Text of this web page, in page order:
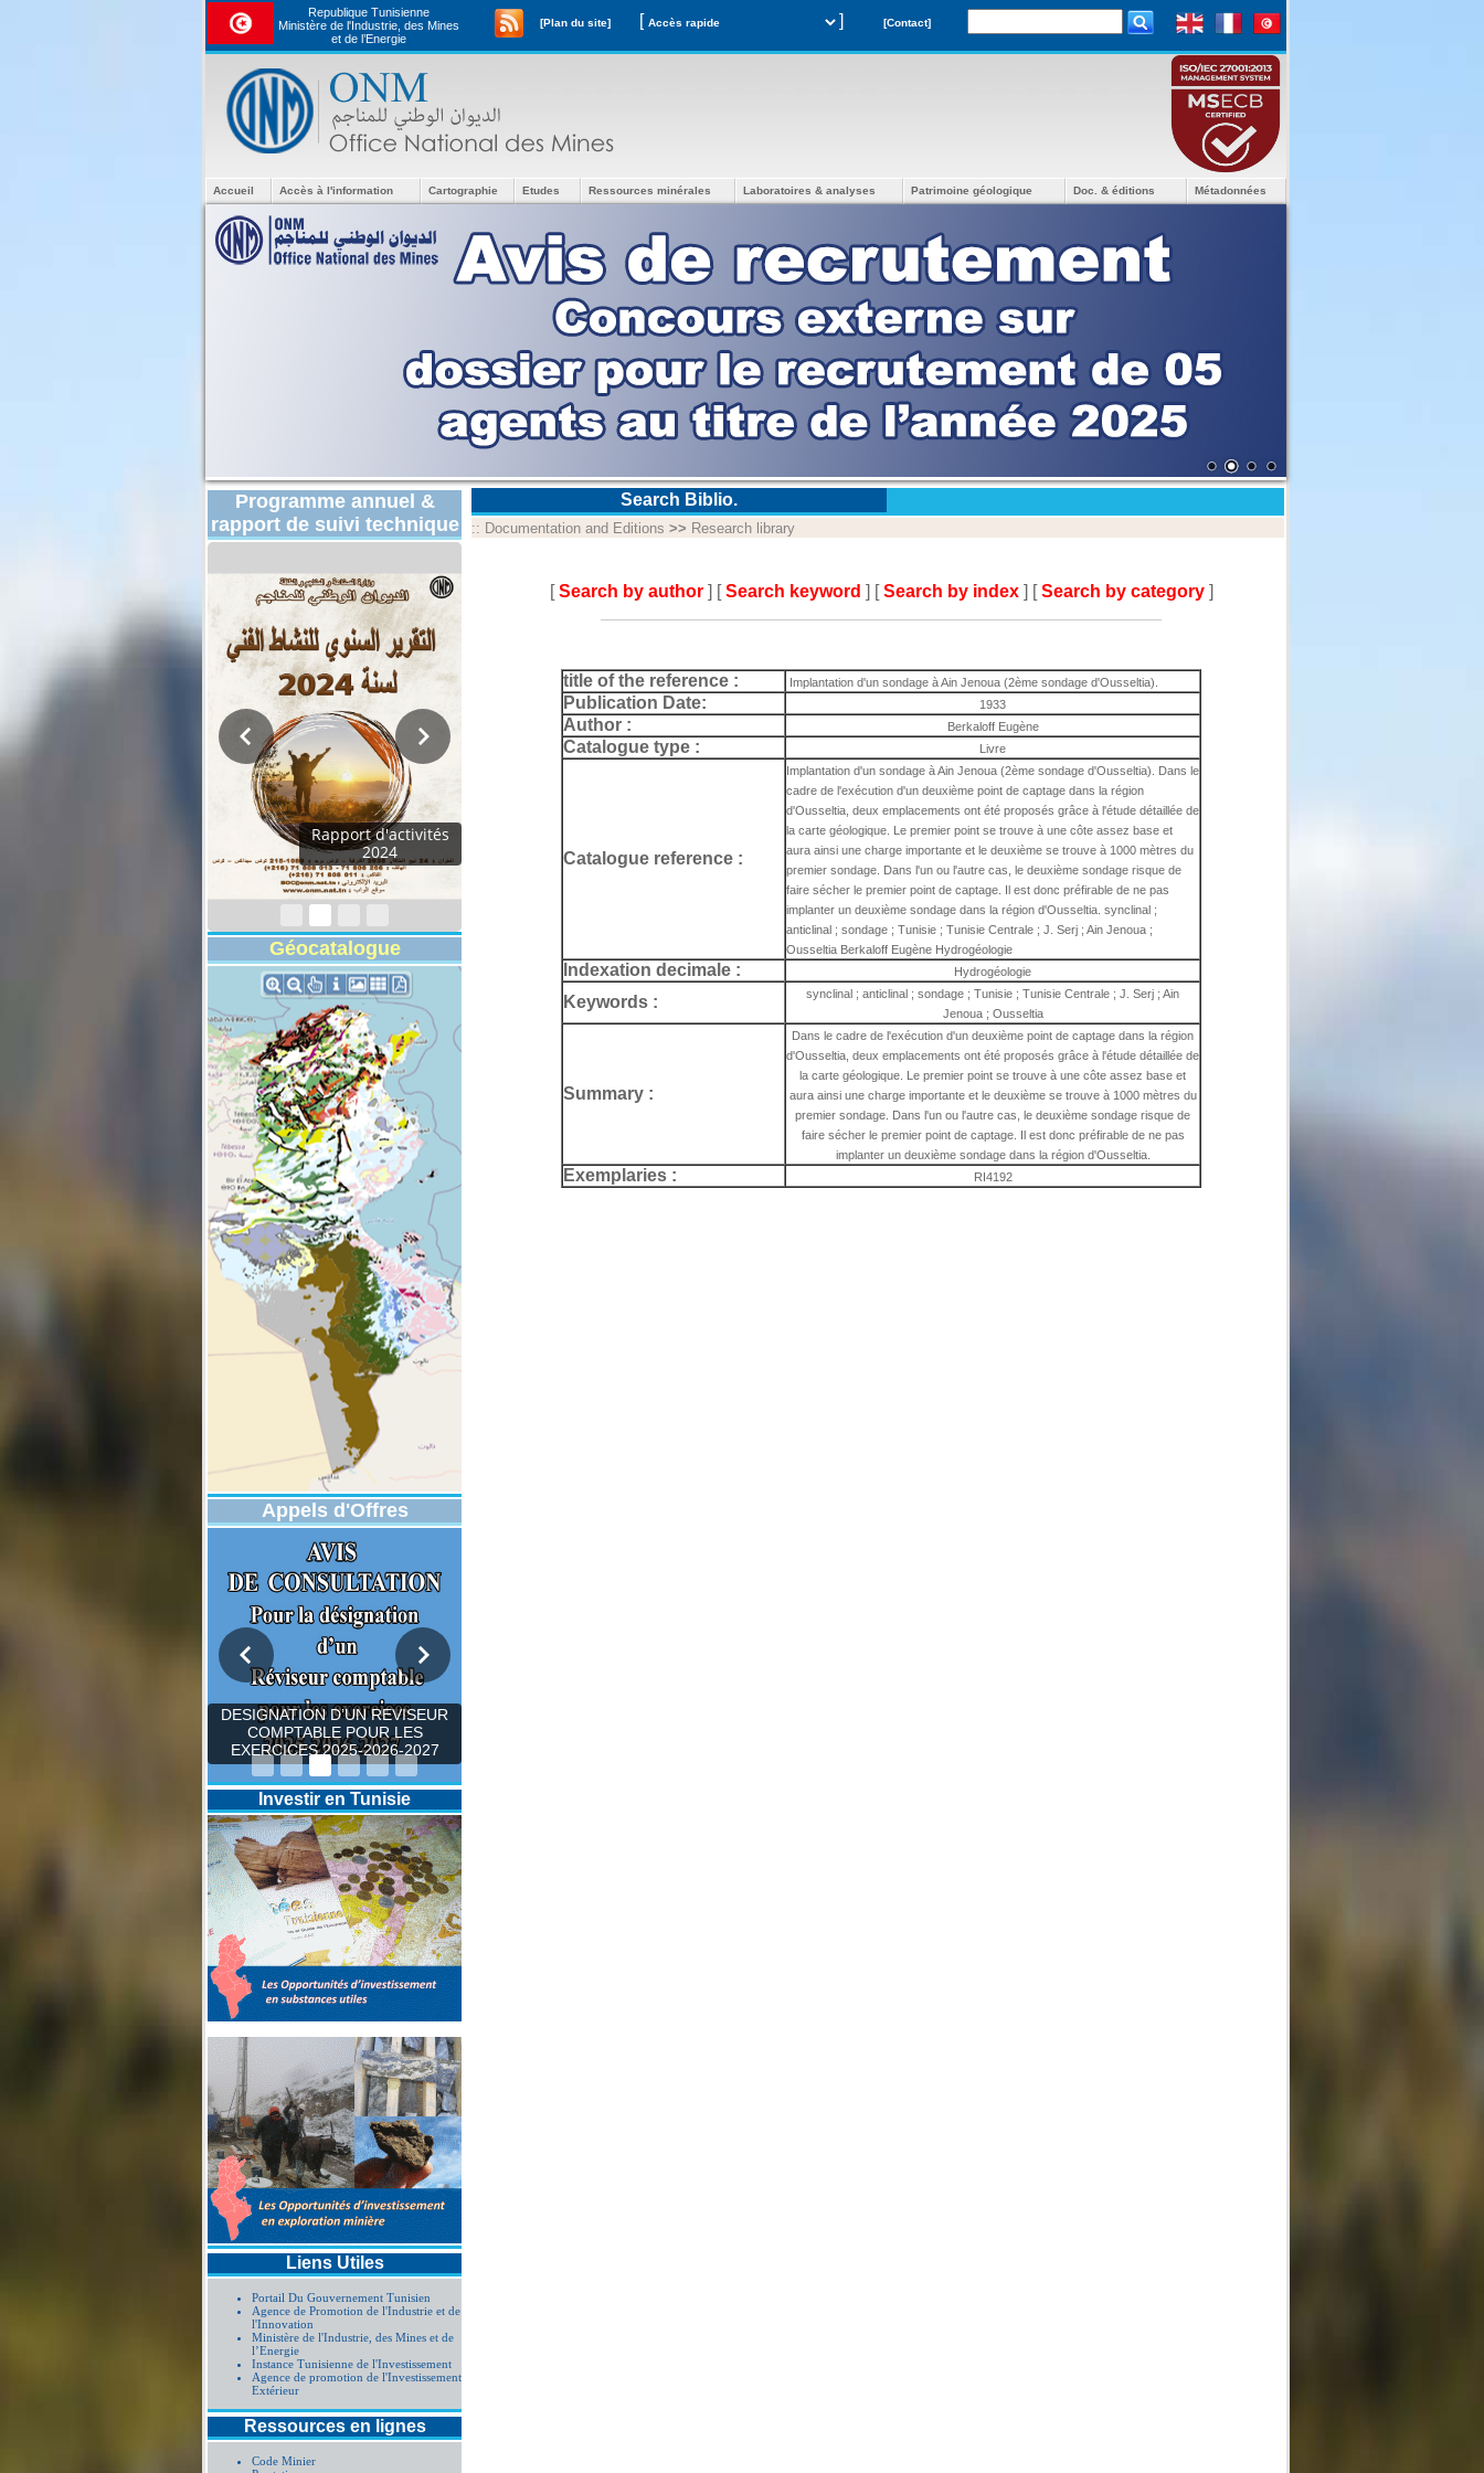
Republique Tunisienne
Ministère de l'Industrie, des Mines
et de l’Energie
[Plan du site] [ ] [Contact]
Accueil Accès à l'information Cartographie Etudes Ressources minérales Laboratoires & analyses Patrimoine géologique Doc. & éditions Métadonnées
Programme annuel &
rapport de suivi technique
Rapport d'activités
2024
Géocatalogue
Appels d'Offres
DESIGNATION D’UN REVISEUR
COMPTABLE POUR LES
EXERCICES 2025-2026-2027
Investir en Tunisie
Liens Utiles
Portail Du Gouvernement Tunisien
Agence de Promotion de l'Industrie et de
l'Innovation
Ministère de l'Industrie, des Mines et de
l’Energie
Instance Tunisienne de l'Investissement
Agence de promotion de l'Investissement
Extérieur
Ressources en lignes
Code Minier
Search Biblio.
:: Documentation and Editions >> Research library
[Search by author ] [Search keyword ] [Search by index ] [Search by category ]
title of the reference : Implantation d'un sondage à Ain Jenoua (2ème sondage d'Ousseltia).
Publication Date: 1933
Author : Berkaloff Eugène
Catalogue type : Livre
Catalogue reference :
Implantation d'un sondage à Ain Jenoua (2ème sondage d'Ousseltia). Dans le
cadre de l'exécution d'un deuxième point de captage dans la région
d'Ousseltia, deux emplacements ont été proposés grâce à l'étude détaillée de
la carte géologique. Le premier point se trouve à une côte assez base et
aura ainsi une charge importante et le deuxième se trouve à 1000 mètres du
premier sondage. Dans l'un ou l'autre cas, le deuxième sondage risque de
faire sécher le premier point de captage. Il est donc préfirable de ne pas
implanter un deuxième sondage dans la région d'Ousseltia. synclinal ;
anticlinal ; sondage ; Tunisie ; Tunisie Centrale ; J. Serj ; Ain Jenoua ;
Ousseltia Berkaloff Eugène Hydrogéologie
Indexation decimale : Hydrogéologie
Keywords :
synclinal ; anticlinal ; sondage ; Tunisie ; Tunisie Centrale ; J. Serj ; Ain
Jenoua ; Ousseltia
Summary :
Dans le cadre de l'exécution d'un deuxième point de captage dans la région
d'Ousseltia, deux emplacements ont été proposés grâce à l'étude détaillée de
la carte géologique. Le premier point se trouve à une côte assez base et
aura ainsi une charge importante et le deuxième se trouve à 1000 mètres du
premier sondage. Dans l'un ou l'autre cas, le deuxième sondage risque de
faire sécher le premier point de captage. Il est donc préfirable de ne pas
implanter un deuxième sondage dans la région d'Ousseltia.
Exemplaries : RI4192